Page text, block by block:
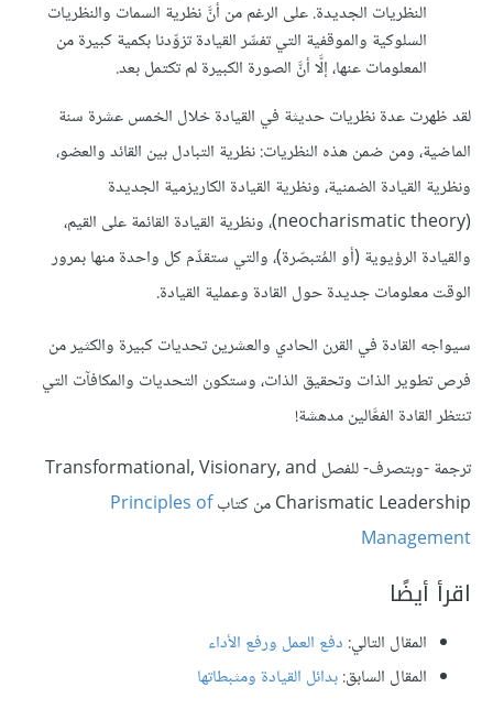
النظريات الجديدة. على الرغم من أنَّ نظرية السمات والنظريات
السلوكية والموقفية التي تفسِّر القيادة تزوِّدنا بكمية كبيرة من
المعلومات عنها، إلَّا أنَّ الصورة الكبيرة لم تكتمل بعد.
لقد ظهرت عدة نظريات حديثة في القيادة خلال الخمس عشرة سنة
الماضية، ومن ضمن هذه النظريات: نظرية التبادل بين القائد والعضو،
ونظرية القيادة الضمنية، ونظرية القيادة الكاريزمية الجديدة
(neocharismatic theory)، ونظرية القيادة القائمة على القيم،
والقيادة الرؤيوية (أو المُتبصّرة)، والتي ستقدِّم كل واحدة منها بمرور
الوقت معلومات جديدة حول القادة وعملية القيادة.
سيواجه القادة في القرن الحادي والعشرين تحديات كبيرة والكثير من
فرص تطوير الذات وتحقيق الذات، وستكون التحديات والمكافآت التي
تنتظر القادة الفعَّالين مدهشة!
ترجمة -وبتصرف- للفصل Transformational, Visionary, and
Charismatic Leadership من كتاب
Principles of
Management
اقرأ أيضًا
المقال التالي: دفع العمل ورفع الأداء
المقال السابق:بدائل القيادة ومثبطاتها